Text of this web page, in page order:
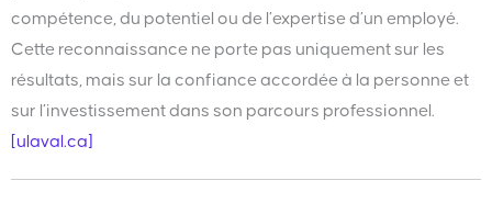
compétence, du potentiel ou de l’expertise d’un employé.
Cette reconnaissance ne porte pas uniquement sur les
résultats, mais sur la confiance accordée à la personne et
sur l’investissement dans son parcours professionnel.
[ulaval.ca]